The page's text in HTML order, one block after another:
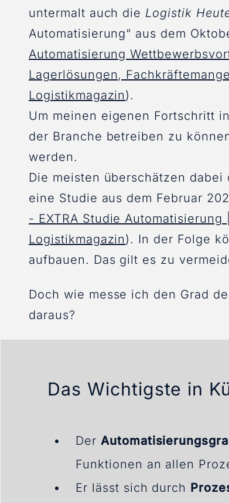
untermalt auch die Logistik
Automatisierung“ aus dem
Automatisierung
Lagerlösungen,
Logistikmagazin).
Um meinen eigenen Fortschritt
der Branche betreiben zu
werden.
Die meisten überschätzen
eine Studie aus dem Februar
- EXTRA Studie
Logistikmagazin). In der Folge
aufbauen. Das gilt es zu
Doch wie messe ich den Grad
daraus?
Das Wichtigste in
Der
Funktionen an allen
Er lässt sich durch